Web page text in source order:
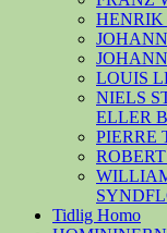
HENRIK
LOUIS
NIELS
ELLER
PIERRE
Tidlig Homo